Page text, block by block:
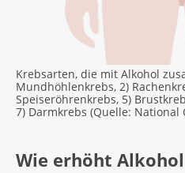
Krebsarten, die mit Alkohol
Mundhöhlenkrebs, 2)
Speiseröhrenkrebs, 5)
7) Darmkrebs (Quelle: National
Wie erhöht